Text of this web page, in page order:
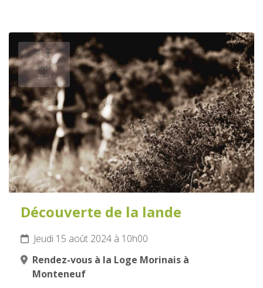
15
AOÛT
2024
Découverte de la lande
Jeudi 15 août 2024 à 10h00
Rendez-vous à la Loge Morinais à
Monteneuf